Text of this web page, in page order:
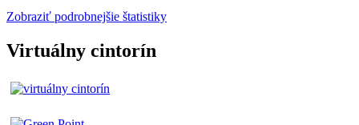
Zobraziť podrobnejšie štatistiky
Virtuálny cintorín